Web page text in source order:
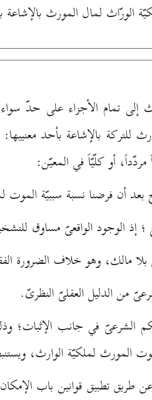
لمال المورث
إلى تمام الأجزاء على حدّ
للتركة بالإشاعة بأحد
أو كلّيّاً في المعيّن:
بعد أن فرضنا نسبة سببيّة
؛ إذ الوجود الواقعىّ مساوق
بلا مالك، وهو خلاف الضرورة
من الدليل العقلىّ النظرىّ.
في جانب الإثبات؛
المورث لملكيّة الوارث،
تطبيق قوانين باب